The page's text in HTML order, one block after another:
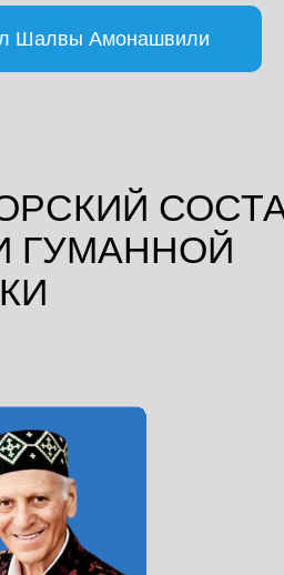
Шалвы Амонашвили
УЧИТЕЛЬ